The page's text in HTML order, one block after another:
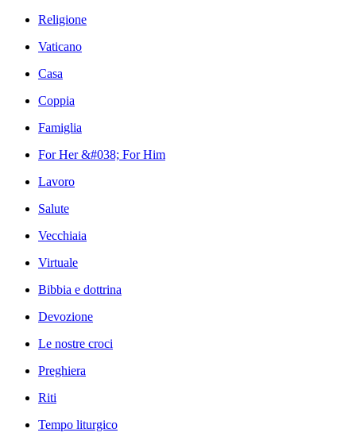
Religione
Vaticano
Casa
Coppia
Famiglia
For Her &#038; For Him
Lavoro
Salute
Vecchiaia
Virtuale
Bibbia e dottrina
Devozione
Le nostre croci
Preghiera
Riti
Tempo liturgico